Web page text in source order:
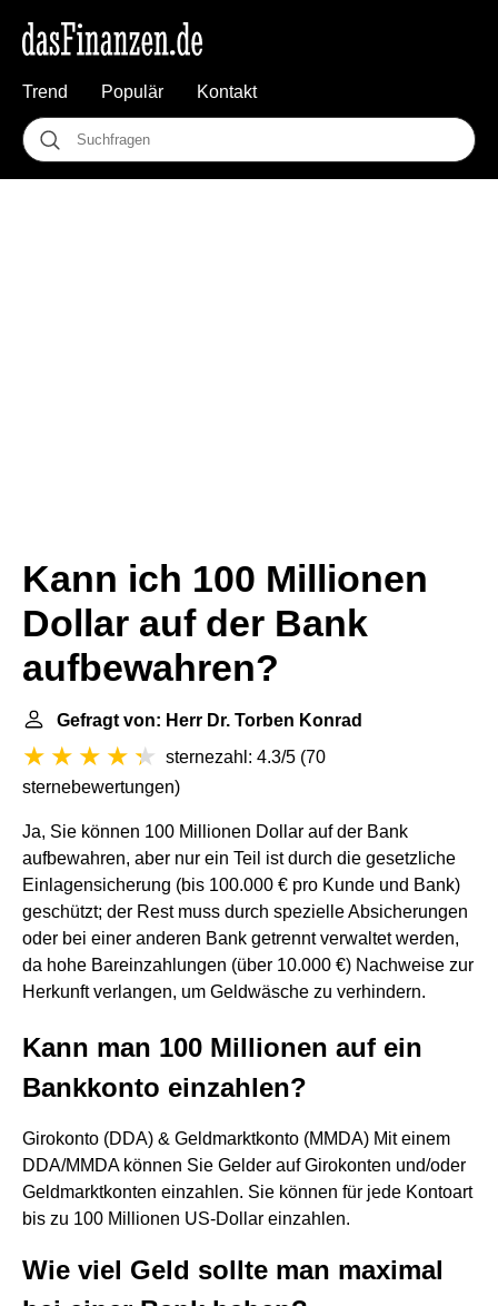
Trend Populär Kontakt
Kann ich 100 Millionen
Dollar auf der Bank
aufbewahren?
Gefragt von: Herr Dr. Torben Konrad
sternezahl: 4.3/5 (70
sternebewertungen)
Ja, Sie können 100 Millionen Dollar auf der Bank
aufbewahren, aber nur ein Teil ist durch die gesetzliche
Einlagensicherung (bis 100.000 € pro Kunde und Bank)
geschützt; der Rest muss durch spezielle Absicherungen
oder bei einer anderen Bank getrennt verwaltet werden,
da hohe Bareinzahlungen (über 10.000 €) Nachweise zur
Herkunft verlangen, um Geldwäsche zu verhindern.
Kann man 100 Millionen auf ein
Bankkonto einzahlen?
Girokonto (DDA) & Geldmarktkonto (MMDA) Mit einem
DDA/MMDA können Sie Gelder auf Girokonten und/oder
Geldmarktkonten einzahlen. Sie können für jede Kontoart
bis zu 100 Millionen US-Dollar einzahlen.
Wie viel Geld sollte man maximal